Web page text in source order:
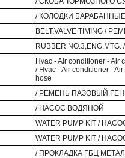
/ КОЛОДКИ БАРАБАННЫЕ
BELT,VALVE TIMING /
RUBBER NO.3,ENG.MTG.
Hvac - Air conditioner - Air
/ Hvac - Air conditioner -
hose
/ РЕМЕНЬ ПАЗОВЫЙ
/ НАСОС ВОДЯНОЙ
WATER PUMP KIT /
WATER PUMP KIT /
/ ПРОКЛАДКА ГБЦ